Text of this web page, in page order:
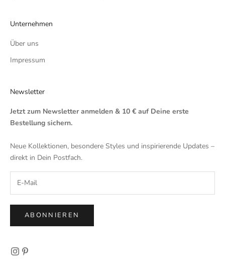
Unternehmen
Über uns
Impressum
Newsletter
Jetzt zum Newsletter anmelden & 10 € auf Deine erste
Bestellung sichern.
Neue Kollektionen, besondere Styles und inspirierende Updates –
direkt in Dein Postfach.
ABONNIEREN